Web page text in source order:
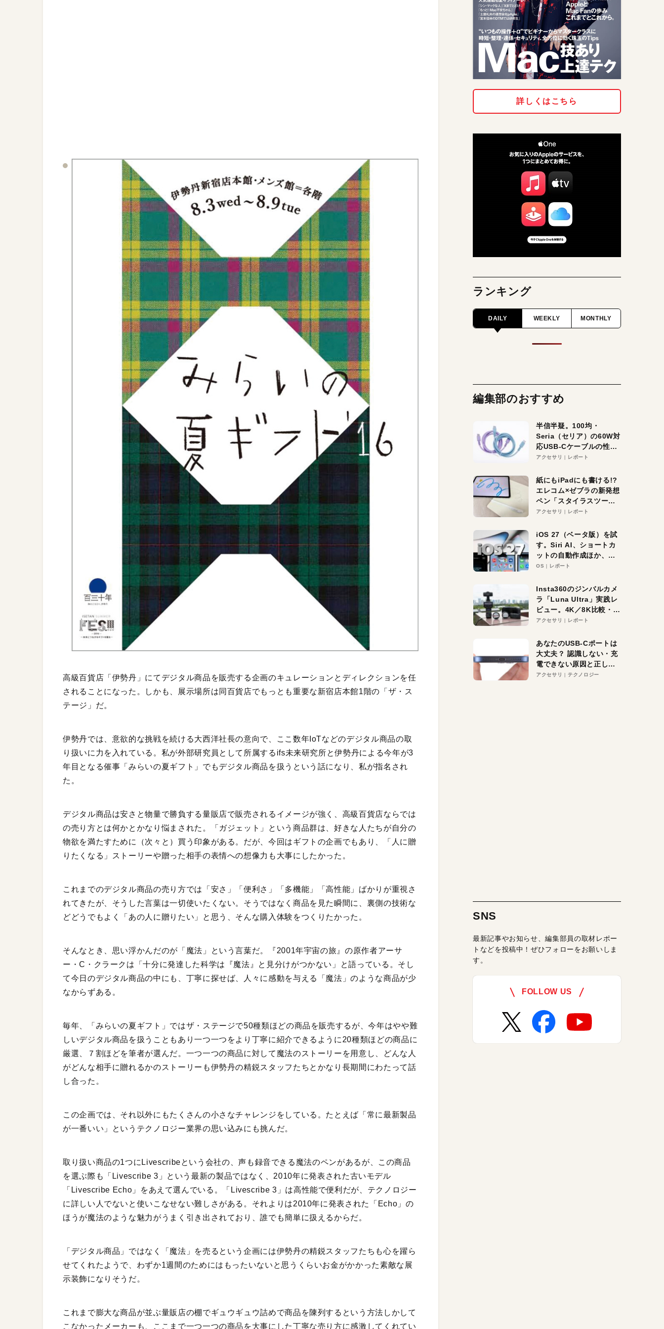
高級百貨店「伊勢丹」にてデジタル商品を販売する企画のキュレーションとディレクションを任
されることになった。しかも、展示場所は同百貨店でもっとも重要な新宿店本館1階の「ザ・ス
テージ」だ。
伊勢丹では、意欲的な挑戦を続ける大西洋社長の意向で、ここ数年IoTなどのデジタル商品の取
り扱いに力を入れている。私が外部研究員として所属するifs未来研究所と伊勢丹による今年が3
年目となる催事「みらいの夏ギフト」でもデジタル商品を扱うという話になり、私が指名され
た。
デジタル商品は安さと物量で勝負する量販店で販売されるイメージが強く、高級百貨店ならでは
の売り方とは何かとかなり悩まされた。「ガジェット」という商品群は、好きな人たちが自分の
物欲を満たすために（次々と）買う印象がある。だが、今回はギフトの企画でもあり、「人に贈
りたくなる」ストーリーや贈った相手の表情への想像力も大事にしたかった。
これまでのデジタル商品の売り方では「安さ」「便利さ」「多機能」「高性能」ばかりが重視さ
れてきたが、そうした言葉は一切使いたくない。そうではなく商品を見た瞬間に、裏側の技術な
どどうでもよく「あの人に贈りたい」と思う、そんな購入体験をつくりたかった。
そんなとき、思い浮かんだのが「魔法」という言葉だ。『2001年宇宙の旅』の原作者アーサ
ー・C・クラークは「十分に発達した科学は『魔法』と見分けがつかない」と語っている。そし
て今日のデジタル商品の中にも、丁寧に探せば、人々に感動を与える「魔法」のような商品が少
なからずある。
毎年、「みらいの夏ギフト」ではザ・ステージで50種類ほどの商品を販売するが、今年はやや難
しいデジタル商品を扱うこともあり一つ一つをより丁寧に紹介できるように20種類ほどの商品に
厳選、７割ほどを筆者が選んだ。一つ一つの商品に対して魔法のストーリーを用意し、どんな人
がどんな相手に贈れるかのストーリーも伊勢丹の精鋭スタッフたちとかなり長期間にわたって話
し合った。
この企画では、それ以外にもたくさんの小さなチャレンジをしている。たとえば「常に最新製品
が一番いい」というテクノロジー業界の思い込みにも挑んだ。
取り扱い商品の1つにLivescribeという会社の、声も録音できる魔法のペンがあるが、この商品
を選ぶ際も「Livescribe 3」という最新の製品ではなく、2010年に発表された古いモデル
「Livescribe Echo」をあえて選んでいる。「Livescribe 3」は高性能で便利だが、テクノロジー
に詳しい人でないと使いこなせない難しさがある。それよりは2010年に発表された「Echo」の
ほうが魔法のような魅力がうまく引き出されており、誰でも簡単に扱えるからだ。
「デジタル商品」ではなく「魔法」を売るという企画には伊勢丹の精鋭スタッフたちも心を躍ら
せてくれたようで、わずか1週間のためにはもったいないと思うくらいお金がかかった素敵な展
示装飾になりそうだ。
これまで膨大な商品が並ぶ量販店の棚でギュウギュウ詰めで商品を陳列するという方法しかして
こなかったメーカーも、ここまで一つ一つの商品を大事にした丁寧な売り方に感激してくれてい
詳しくはこちら
ランキング
DAILY WEEKLY MONTHLY
編集部のおすすめ
半信半疑。100均・
Seria（セリア）の60W対
応USB-Cケーブルの性能
を検証。超コスパの1本を
アクセサリ レポート
紙にもiPadにも書ける!?
エレコム×ゼブラの新発想
ペン「スタイラスツーウ
ェイ」レビュー。持ち替
アクセサリ レポート
iOS 27（ベータ版）を試
す。Siri AI、ショートカ
ットの自動作成ほか、期
待大の便利機能5選。
る未来はすぐそこ！
OS レポート
Insta360のジンバルカメ
ラ「Luna Ultra」実践レ
ビュー。4K／8K比較・ズ
ーム・夜間撮影をチェッ
アクセサリ レポート
あなたのUSB-Cポートは
大丈夫？ 認識しない・充
電できない原因と正しい
対策
アクセサリ テクノロジー
SNS
最新記事やお知らせ、編集部員の取材レポー
トなどを投稿中！ぜひフォローをお願いしま
す。
FOLLOW US